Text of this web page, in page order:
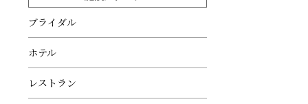
ブライダル
ホテル
レストラン